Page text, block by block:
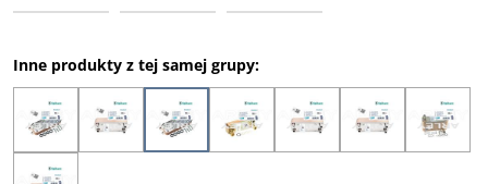
Inne produkty z tej samej grupy: